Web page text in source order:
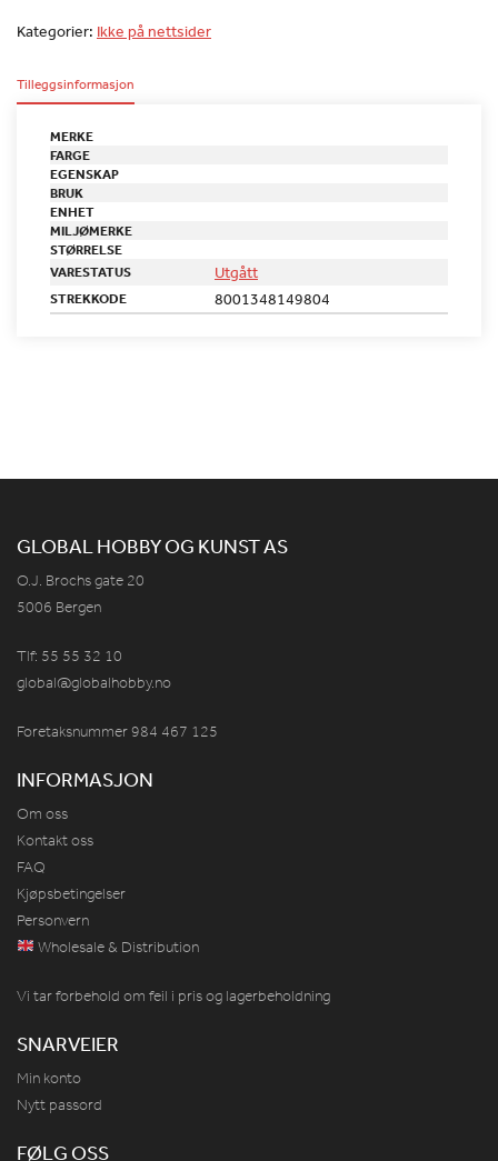
Kategorier: Ikke på nettsider
Tilleggsinformasjon
MERKE
FARGE
EGENSKAP
BRUK
ENHET
MILJØMERKE
STØRRELSE
VARESTATUS
Utgått
STREKKODE 8001348149804
GLOBAL HOBBY OG KUNST AS
O.J. Brochs gate 20
5006 Bergen
Tlf: 55 55 32 10
global@globalhobby.no
Foretaksnummer 984 467 125
INFORMASJON
Om oss
Kontakt oss
FAQ
Kjøpsbetingelser
Personvern
Wholesale & Distribution
Vi tar forbehold om feil i pris og lagerbeholdning
SNARVEIER
Min konto
Nytt passord
FØLG OSS